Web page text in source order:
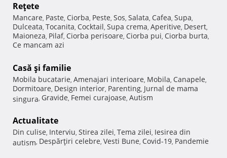
Reţete
Mancare, Paste, Ciorba, Peste, Sos, Salata, Cafea, Supa,
Dulceata, Tocanita, Cocktail, Supa crema, Aperitive, Desert,
Maioneza, Pilaf, Ciorba perisoare, Ciorba pui, Ciorba burta,
Ce mancam azi
Casă şi familie
Mobila bucatarie, Amenajari interioare, Mobila, Canapele,
Dormitoare, Design interior, Parenting, Jurnal de mama
singura, Gravide, Femei curajoase, Autism
Actualitate
Din culise, Interviu, Stirea zilei, Tema zilei, Iesirea din
autism, Despărţiri celebre, Vesti Bune, Covid-19, Pandemie